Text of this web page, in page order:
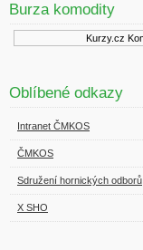
Burza komodity
Kurzy.cz
Oblíbené odkazy
Intranet ČMKOS
ČMKOS
Sdružení hornických odborů
X SHO